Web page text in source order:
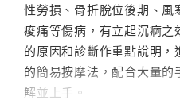
性勞損、骨折脫位後期、風
痠痛等傷病，有立起沉痾
的原因和診斷作重點說明
的簡易按摩法，配合大量
解並上手。